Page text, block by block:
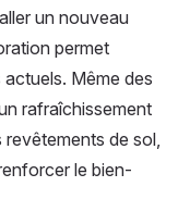
un nouveau
permet
actuels. Même des
rafraîchissement
de sol,
le bien-